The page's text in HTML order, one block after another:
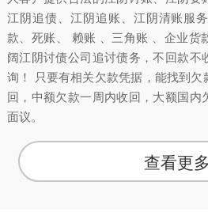
江阴追债、江阴追账、江阴清账服
款、死账、 赖账 、三角账 、企业货
阔江阴讨债公司追讨债务，不回款不
询！ 只要有相关欠款凭据，能找到欠
回，中额欠款一周内收回，大额国内
面议。
查看更多